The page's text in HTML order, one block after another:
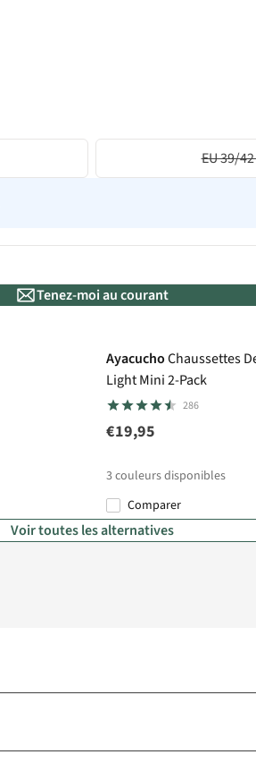
EU 39/
Tenez-moi au courant
AyacuchoChaussettes
Light Mini 2-Pack
286
€19,95
3couleurs disponibles
Comparer
Voir toutes les alternatives